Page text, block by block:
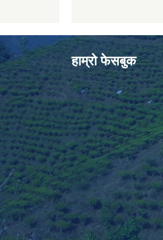
हाम्रो फेसबुक